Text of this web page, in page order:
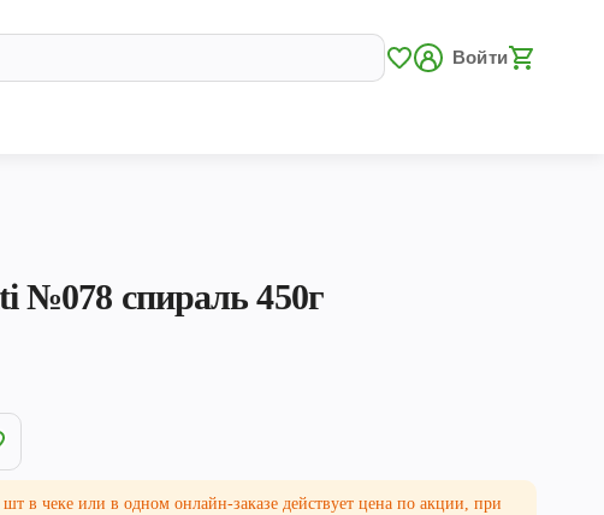
Войти
№078 спираль 450г
в чеке или в одном онлайн-заказе действует цена по акции, при